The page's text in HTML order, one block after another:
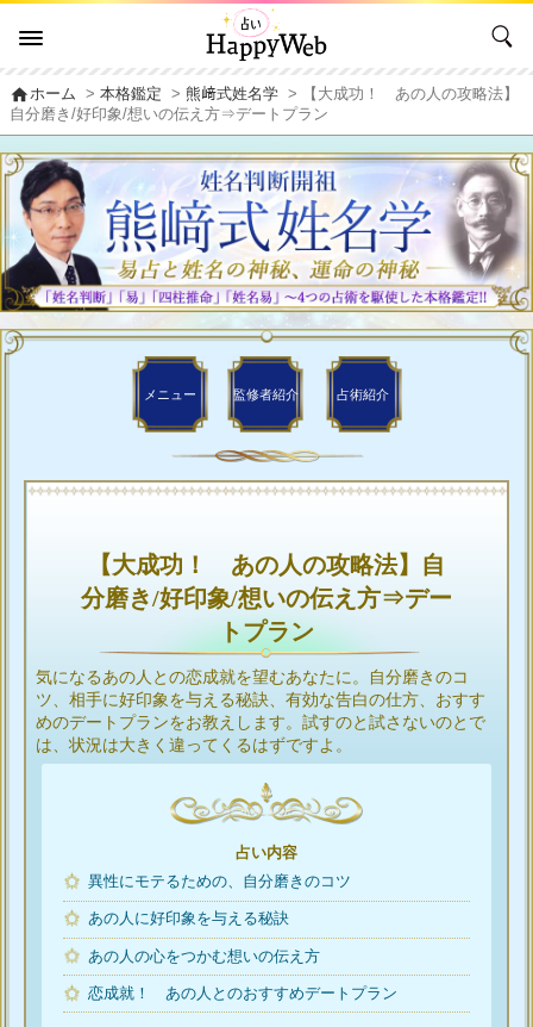
homeホーム >本格鑑定 > 熊﨑式姓名学 > 【大成功！ あの人の攻略法】
自分磨き/好印象/想いの伝え方⇒デートプラン
メニュー 監修者紹介 占術紹介
【大成功！ あの人の攻略法】自
分磨き/好印象/想いの伝え方⇒デー
トプラン
気になるあの人との恋成就を望むあなたに。自分磨きのコ
ツ、相手に好印象を与える秘訣、有効な告白の仕方、おすす
めのデートプランをお教えします。試すのと試さないのとで
は、状況は大きく違ってくるはずですよ。
占い内容
異性にモテるための、自分磨きのコツ
あの人に好印象を与える秘訣
あの人の心をつかむ想いの伝え方
恋成就！ あの人とのおすすめデートプラン